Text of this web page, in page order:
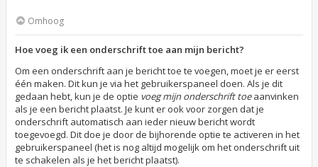
Omhoog
Hoe voeg ik een onderschrift toe aan mijn bericht?
Om een onderschrift aan je bericht toe te voegen, moet je er eerst
één maken. Dit kun je via het gebruikerspaneel doen. Als je dit
gedaan hebt, kun je de optie voeg mijn onderschrift toeaanvinken
als je een bericht plaatst. Je kunt er ook voor zorgen dat je
onderschrift automatisch aan ieder nieuw bericht wordt
toegevoegd. Dit doe je door de bijhorende optie te activeren in het
gebruikerspaneel (het is nog altijd mogelijk om het onderschrift uit
te schakelen als je het bericht plaatst).